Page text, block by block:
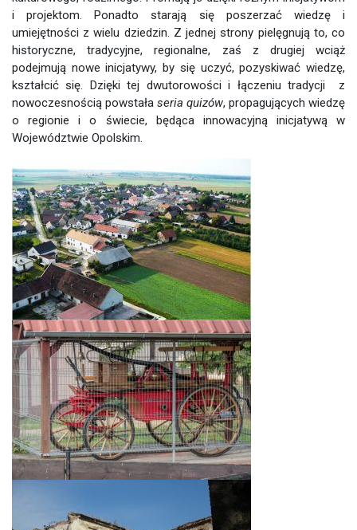
i projektom. Ponadto starają się poszerzać wiedzę i
umiejętności z wielu dziedzin. Z jednej strony pielęgnują to, co
historyczne, tradycyjne, regionalne, zaś z drugiej wciąż
podejmują nowe inicjatywy, by się uczyć, pozyskiwać wiedzę,
kształcić się. Dzięki tej dwutorowości i łączeniu tradycji z
nowoczesnością powstała seria quizów, propagujących wiedzę
o regionie i o świecie, będąca innowacyjną inicjatywą w
Województwie Opolskim.